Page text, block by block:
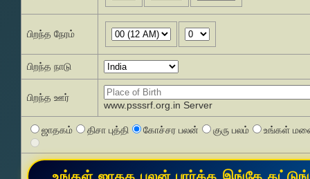
பிறந்த நேரம்
பிறந்த நாடு
பிறந்த ஊர்
www.psssrf.org.in Server
ஜாதகம் திசா புத்தி கோச்சர பலன் குரு பலம் உங்கள்